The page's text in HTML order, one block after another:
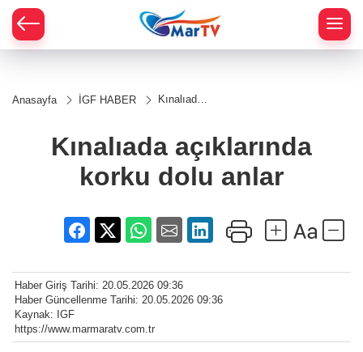
Anasayfa İGF HABER
Kınalıada
Kınalıada açıklarında
korku dolu anlar
Haber Giriş Tarihi: 20.05.2026 09:36
Haber Güncellenme Tarihi: 20.05.2026 09:36
Kaynak: IGF
https://www.marmaratv.com.tr